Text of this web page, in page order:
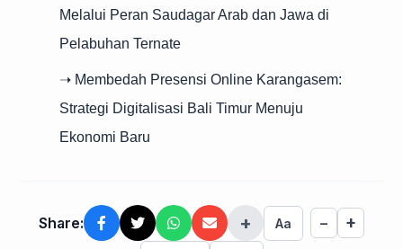
Melalui Peran Saudagar Arab dan Jawa di
Pelabuhan Ternate
➝ Membedah Presensi Online Karangasem:
Strategi Digitalisasi Bali Timur Menuju
Ekonomi Baru
Share: + Aa − +